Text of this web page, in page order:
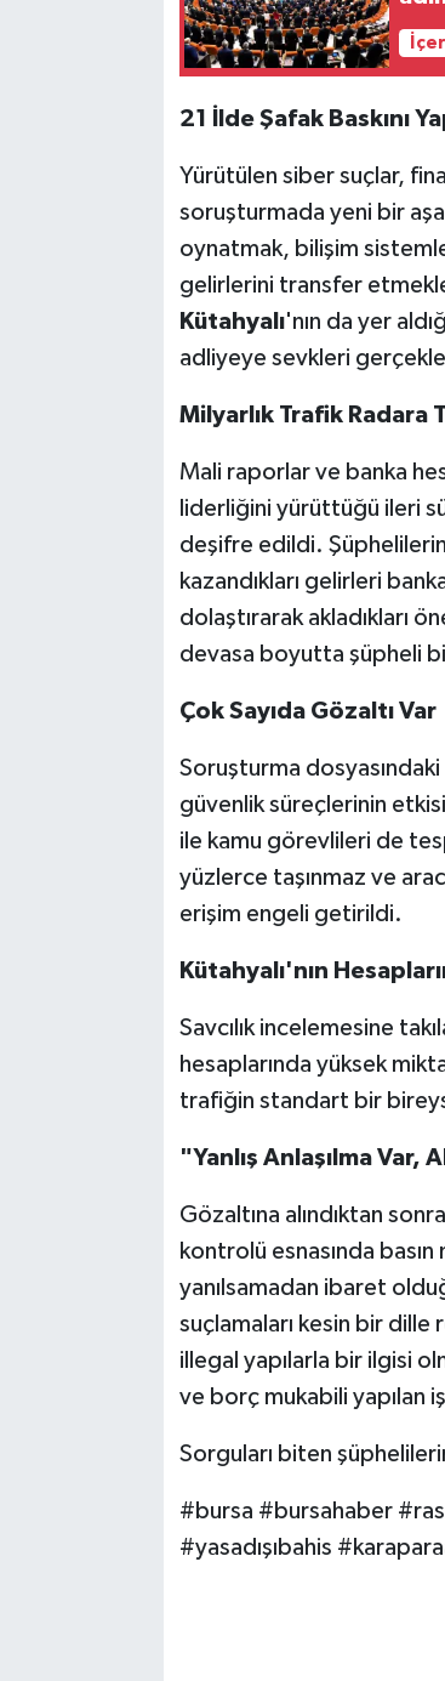
21 İlde Şafak Baskını
Yürütülen siber suçlar,
soruşturmada yeni bir
oynatmak, bilişim
gelirlerini transfer
Kütahyalı'nın da yer
adliyeye sevkleri
Milyarlık Trafik Radara
Mali raporlar ve banka
liderliğini yürüttüğü ileri
deşifre edildi.
kazandıkları gelirleri
dolaştırarak akladıkları
devasa boyutta şüpheli
Çok Sayıda Gözaltı Var
Soruşturma
güvenlik süreçlerinin
ile kamu görevlileri de
yüzlerce taşınmaz ve
erişim engeli getirildi.
Kütahyalı'nın
Savcılık incelemesine
hesaplarında yüksek
trafiğin standart bir
"Yanlış Anlaşılma Var,
Gözaltına alındıktan
kontrolü esnasında
yanılsamadan ibaret
suçlamaları kesin bir
illegal yapılarla bir ilgisi
ve borç mukabili yapılan
Sorguları biten
#bursa #bursahaber
#yasadışıbahis